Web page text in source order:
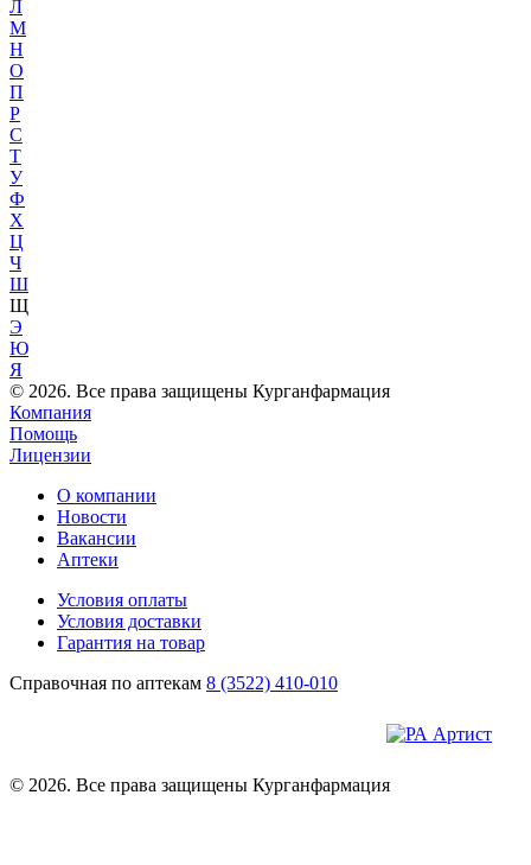
Л
М
Н
О
П
Р
С
Т
У
Ф
Х
Ц
Ч
Ш
Щ
Э
Ю
Я
© 2026. Все права защищены Курганфармация
Компания
Помощь
Лицензии
О компании
Новости
Вакансии
Аптеки
Условия оплаты
Условия доставки
Гарантия на товар
Справочная по аптекам 8 (3522) 410-010
© 2026. Все права защищены Курганфармация